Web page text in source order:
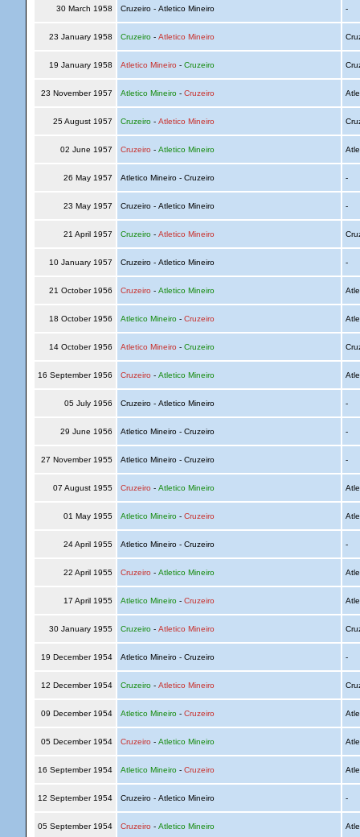
30 March 1958 Cruzeiro - Atletico Mineiro -
23 January 1958 Cruzeiro- Atletico Mineiro
19 January 1958 Atletico Mineiro - Cruzeiro
23 November 1957 Atletico Mineiro- Cruzeiro
25 August 1957 Cruzeiro- Atletico Mineiro
02 June 1957 Cruzeiro - Atletico Mineiro
26 May 1957 Atletico Mineiro - Cruzeiro -
23 May 1957 Cruzeiro - Atletico Mineiro -
21 April 1957 Cruzeiro- Atletico Mineiro
10 January 1957 Cruzeiro - Atletico Mineiro -
21 October 1956 Cruzeiro - Atletico Mineiro
18 October 1956 Atletico Mineiro- Cruzeiro
14 October 1956 Atletico Mineiro - Cruzeiro
16 September 1956 Cruzeiro - Atletico Mineiro
05 July 1956 Cruzeiro - Atletico Mineiro -
29 June 1956 Atletico Mineiro - Cruzeiro -
27 November 1955 Atletico Mineiro - Cruzeiro -
07 August 1955 Cruzeiro - Atletico Mineiro
01 May 1955 Atletico Mineiro- Cruzeiro
24 April 1955 Atletico Mineiro - Cruzeiro -
22 April 1955 Cruzeiro - Atletico Mineiro
17 April 1955 Atletico Mineiro- Cruzeiro
30 January 1955 Cruzeiro- Atletico Mineiro
19 December 1954 Atletico Mineiro - Cruzeiro -
12 December 1954 Cruzeiro- Atletico Mineiro
09 December 1954 Atletico Mineiro- Cruzeiro
05 December 1954 Cruzeiro - Atletico Mineiro
16 September 1954 Atletico Mineiro- Cruzeiro
12 September 1954 Cruzeiro - Atletico Mineiro -
05 September 1954 Cruzeiro - Atletico Mineiro